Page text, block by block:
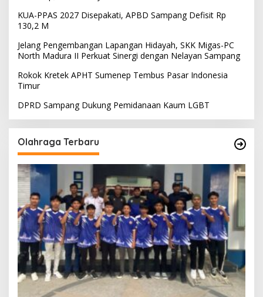
KUA-PPAS 2027 Disepakati, APBD Sampang Defisit Rp
130,2 M
Jelang Pengembangan Lapangan Hidayah, SKK Migas-PC
North Madura II Perkuat Sinergi dengan Nelayan Sampang
Rokok Kretek APHT Sumenep Tembus Pasar Indonesia
Timur
DPRD Sampang Dukung Pemidanaan Kaum LGBT
Olahraga Terbaru